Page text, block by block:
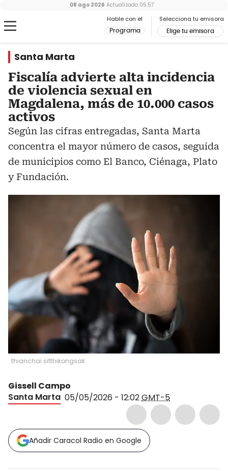
Hable con el
Programa
Selecciona tu emisora
Elige tu emisora
08 ago 2026 Actualizado 05:57
Santa Marta
Fiscalía advierte alta incidencia
de violencia sexual en
Magdalena, más de 10.000 casos
activos
Según las cifras entregadas, Santa Marta
concentra el mayor número de casos, seguida
de municipios como El Banco, Ciénaga, Plato
y Fundación.
thianchai sitthikongsak
Gissell Campo
Santa Marta 05/05/2026 - 12:02GMT-5
Añadir Caracol Radio en Google